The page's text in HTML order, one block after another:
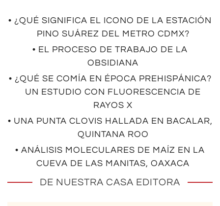
• ¿QUÉ SIGNIFICA EL ICONO DE LA ESTACIÓN
PINO SUÁREZ DEL METRO CDMX?
• EL PROCESO DE TRABAJO DE LA
OBSIDIANA
• ¿QUÉ SE COMÍA EN ÉPOCA PREHISPÁNICA?
UN ESTUDIO CON FLUORESCENCIA DE
RAYOS X
• UNA PUNTA CLOVIS HALLADA EN BACALAR,
QUINTANA ROO
• ANÁLISIS MOLECULARES DE MAÍZ EN LA
CUEVA DE LAS MANITAS, OAXACA
DE NUESTRA CASA EDITORA